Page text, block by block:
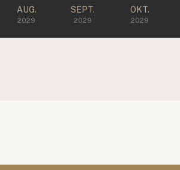
AUG.
2029
SEPT.
2029
OKT.
2029